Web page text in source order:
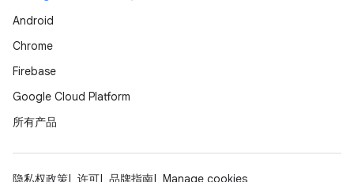
Android
Chrome
Firebase
Google Cloud Platform
所有产品
隐私权政策 许可 品牌指南 Manage cookies